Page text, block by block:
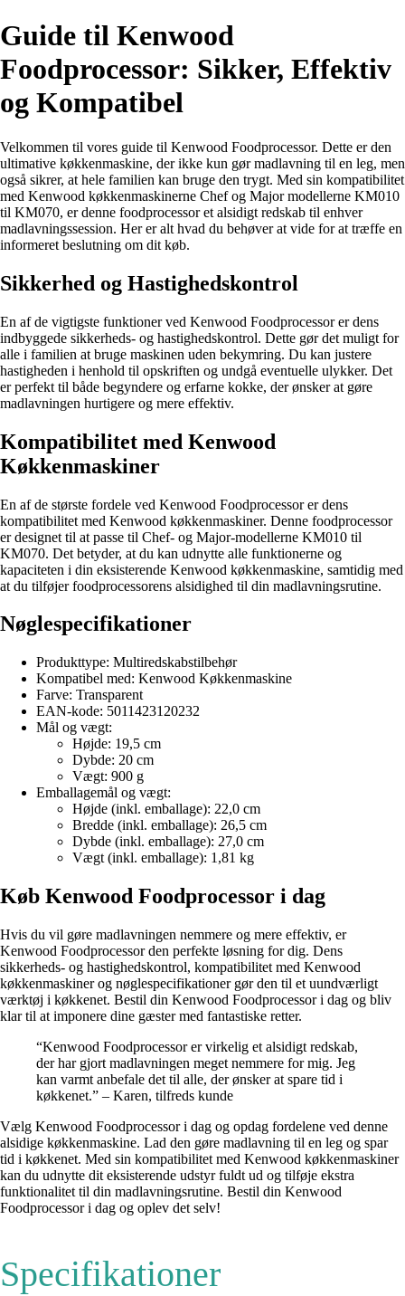
Guide til Kenwood
Foodprocessor: Sikker, Effektiv
og Kompatibel
Velkommen til vores guide til Kenwood Foodprocessor. Dette er den
ultimative køkkenmaskine, der ikke kun gør madlavning til en leg, men
også sikrer, at hele familien kan bruge den trygt. Med sin kompatibilitet
med Kenwood køkkenmaskinerne Chef og Major modellerne KM010
til KM070, er denne foodprocessor et alsidigt redskab til enhver
madlavningssession. Her er alt hvad du behøver at vide for at træffe en
informeret beslutning om dit køb.
Sikkerhed og Hastighedskontrol
En af de vigtigste funktioner ved Kenwood Foodprocessor er dens
indbyggede sikkerheds- og hastighedskontrol. Dette gør det muligt for
alle i familien at bruge maskinen uden bekymring. Du kan justere
hastigheden i henhold til opskriften og undgå eventuelle ulykker. Det
er perfekt til både begyndere og erfarne kokke, der ønsker at gøre
madlavningen hurtigere og mere effektiv.
Kompatibilitet med Kenwood
Køkkenmaskiner
En af de største fordele ved Kenwood Foodprocessor er dens
kompatibilitet med Kenwood køkkenmaskiner. Denne foodprocessor
er designet til at passe til Chef- og Major-modellerne KM010 til
KM070. Det betyder, at du kan udnytte alle funktionerne og
kapaciteten i din eksisterende Kenwood køkkenmaskine, samtidig med
at du tilføjer foodprocessorens alsidighed til din madlavningsrutine.
Nøglespecifikationer
Produkttype: Multiredskabstilbehør
Kompatibel med: Kenwood Køkkenmaskine
Farve: Transparent
EAN-kode: 5011423120232
Mål og vægt:
Højde: 19,5 cm
Dybde: 20 cm
Vægt: 900 g
Emballagemål og vægt:
Højde (inkl. emballage): 22,0 cm
Bredde (inkl. emballage): 26,5 cm
Dybde (inkl. emballage): 27,0 cm
Vægt (inkl. emballage): 1,81 kg
Køb Kenwood Foodprocessor i dag
Hvis du vil gøre madlavningen nemmere og mere effektiv, er
Kenwood Foodprocessor den perfekte løsning for dig. Dens
sikkerheds- og hastighedskontrol, kompatibilitet med Kenwood
køkkenmaskiner og nøglespecifikationer gør den til et uundværligt
værktøj i køkkenet. Bestil din Kenwood Foodprocessor i dag og bliv
klar til at imponere dine gæster med fantastiske retter.
“Kenwood Foodprocessor er virkelig et alsidigt redskab,
der har gjort madlavningen meget nemmere for mig. Jeg
kan varmt anbefale det til alle, der ønsker at spare tid i
køkkenet.” – Karen, tilfreds kunde
Vælg Kenwood Foodprocessor i dag og opdag fordelene ved denne
alsidige køkkenmaskine. Lad den gøre madlavning til en leg og spar
tid i køkkenet. Med sin kompatibilitet med Kenwood køkkenmaskiner
kan du udnytte dit eksisterende udstyr fuldt ud og tilføje ekstra
funktionalitet til din madlavningsrutine. Bestil din Kenwood
Foodprocessor i dag og oplev det selv!
Specifikationer